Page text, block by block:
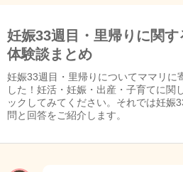
妊娠33週目・里帰りに関す
体験談まとめ
妊娠33週目・里帰りについてママリに
した！妊活・妊娠・出産・子育てに関
ックしてみてください。それでは妊娠
問と回答をご紹介します。